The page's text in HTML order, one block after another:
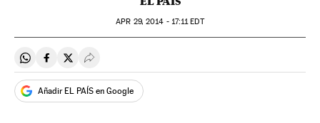
APR 29, 2014 - 17:11EDT
Compartir en Whatsapp
Compartir en Facebook
Compartir en Twitter
Desplegar Redes Sociales
Añadir EL PAÍS en Google